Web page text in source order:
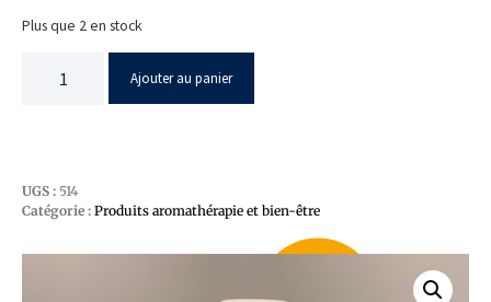
Plus que 2 en stock
Ajouter au panier
UGS : 514
Catégorie : Produits aromathérapie et bien-être